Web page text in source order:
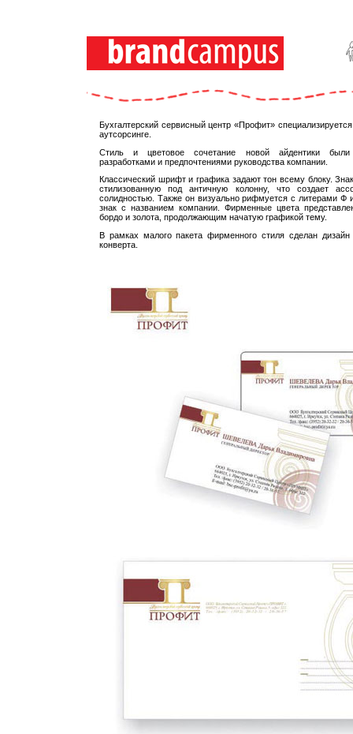
Бухгалтерский сервисный центр «Профит»
аутсорсинге.
Стиль и цветовое сочетание новой айдентики
разработками и предпочтениями руководства компании.
Классический шрифт и графика задают тон всему блоку.
стилизованную под античную колонну, что создает
солидностью. Также он визуально рифмуется с литерами Ф
знак с названием компании. Фирменные цвета
бордо и золота, продолжающим начатую графикой тему.
В рамках малого пакета фирменного стиля сделан дизайн
конверта.